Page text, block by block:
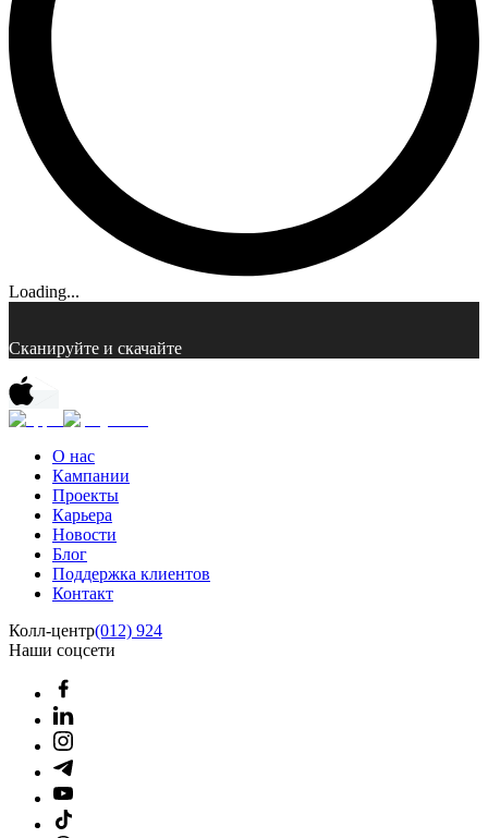
Loading...
Сканируйте и скачайте
О нас
Кампании
Проекты
Карьера
Новости
Блог
Поддержка клиентов
Контакт
Колл-центр(012) 924
Наши соцсети